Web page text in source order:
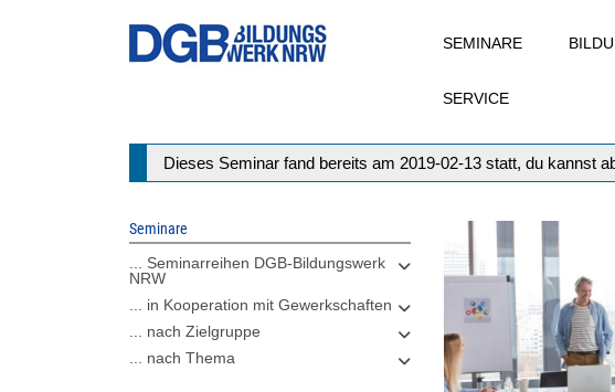
SEMINARE
SERVICE
Statusmeldung
Dieses Seminar fand bereits am 2019-02-13 statt, du kannst
Seminare
... Seminarreihen DGB-Bildungswerk
NRW
... in Kooperation mit Gewerkschaften
... nach Zielgruppe
... nach Thema